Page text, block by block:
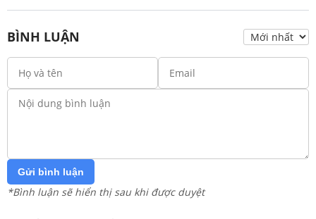
BÌNH LUẬN
Gửi bình luận
*Bình luận sẽ hiển thị sau khi được duyệt